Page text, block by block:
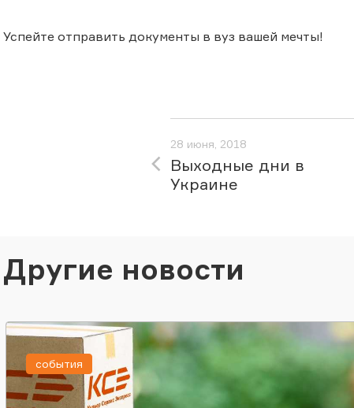
Успейте отправить документы в вуз вашей мечты!
28 июня, 2018
Выходные дни в
Украине
Другие новости
события